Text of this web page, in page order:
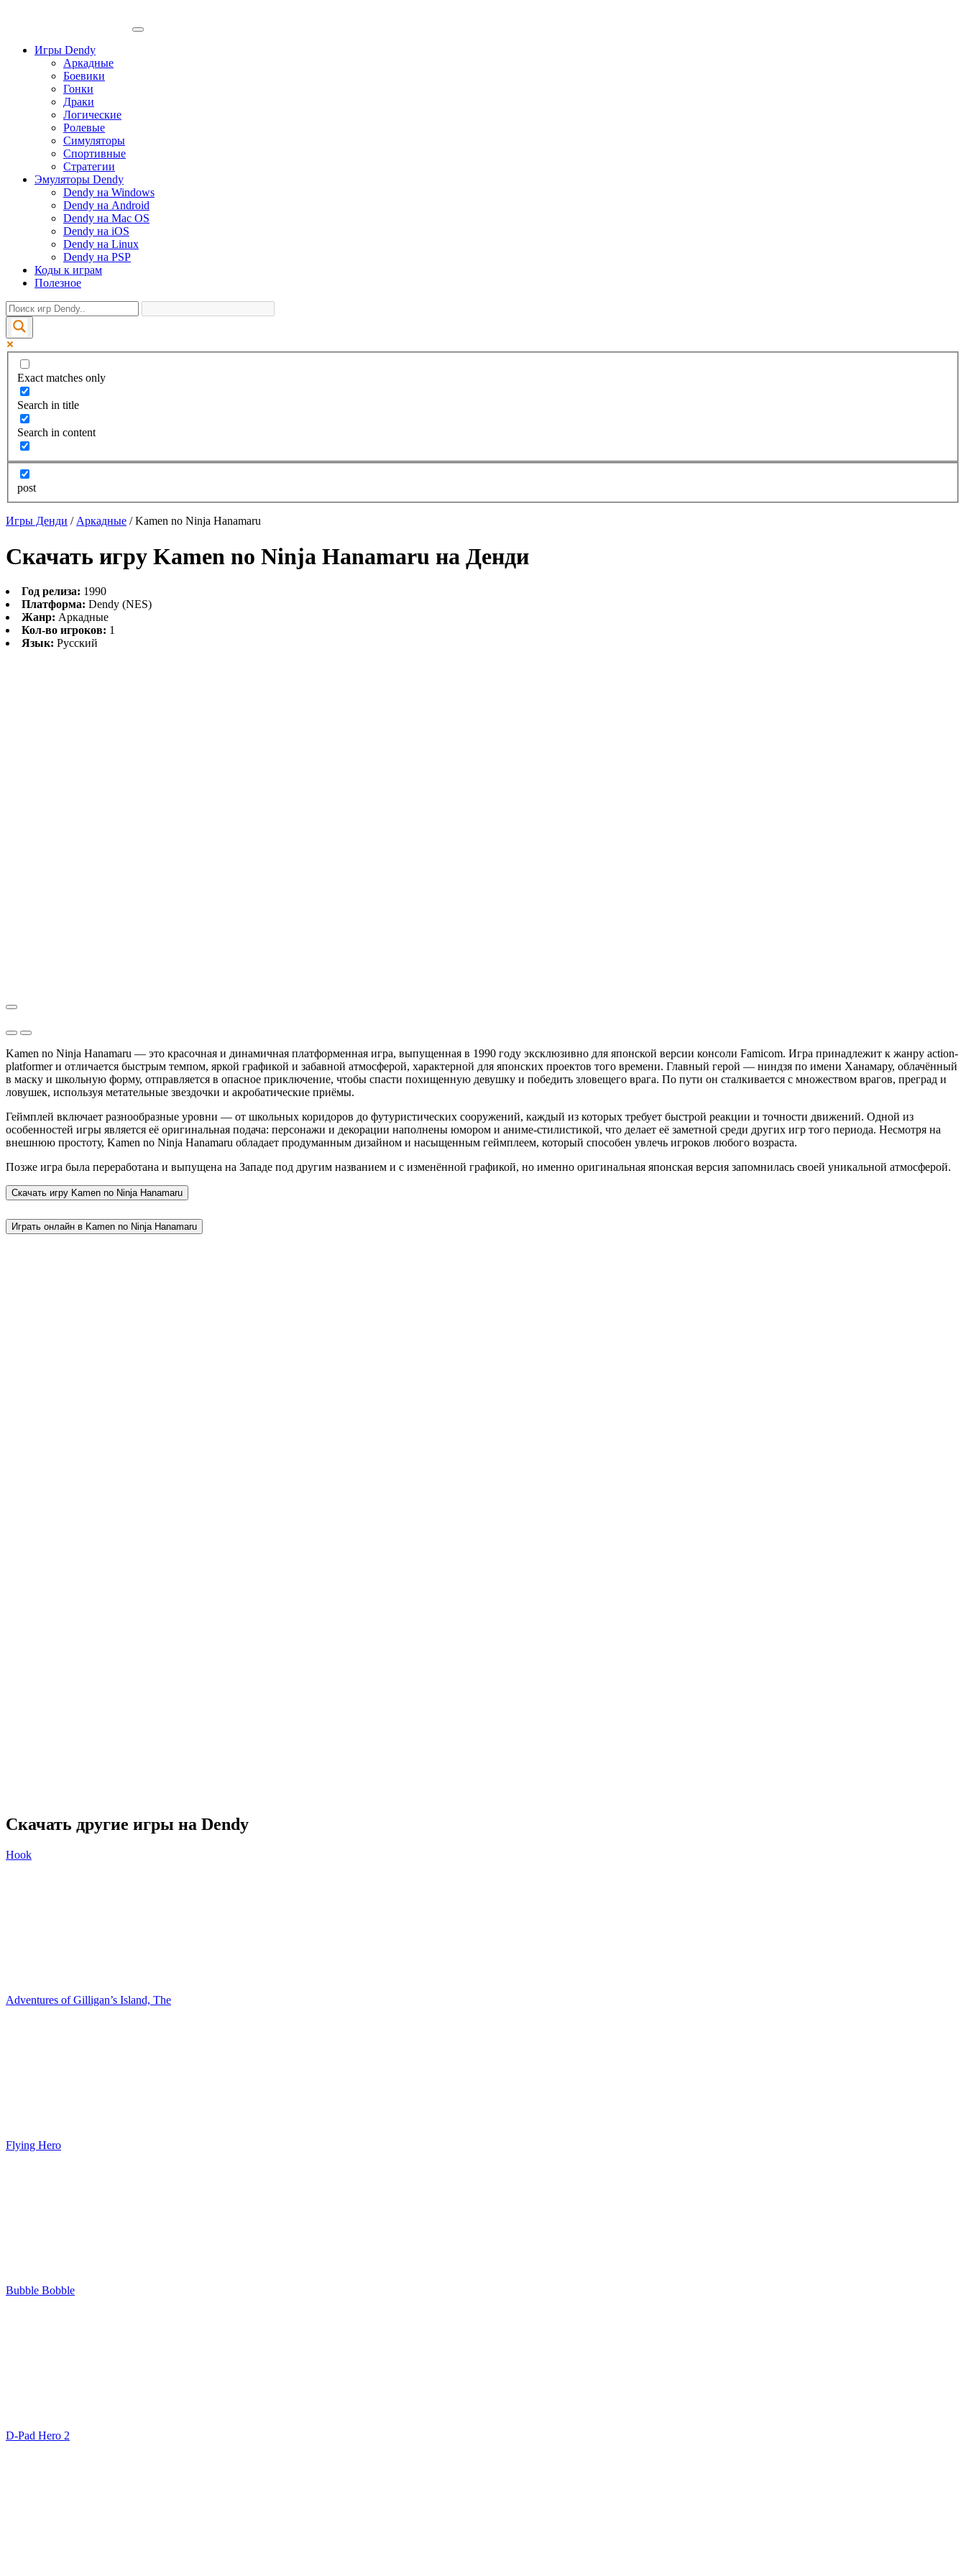
Игры Dendy
Аркадные
Боевики
Гонки
Драки
Логические
Ролевые
Симуляторы
Спортивные
Стратегии
Эмуляторы Dendy
Dendy на Windows
Dendy на Android
Dendy на Mac OS
Dendy на iOS
Dendy на Linux
Dendy на PSP
Коды к играм
Полезное
Exact matches only
Search in title
Search in content
post
Игры Денди / Аркадные /Kamen no Ninja Hanamaru
Скачать игру Kamen no Ninja Hanamaru на Денди
Год релиза: 1990
Платформа: Dendy (NES)
Жанр: Аркадные
Кол-во игроков: 1
Язык: Русский
Kamen no Ninja Hanamaru — это красочная и динамичная платформенная игра, выпущенная в 1990 году эксклюзивно для японской версии консоли Famicom. Игра принадлежит к жанру action-
platformer и отличается быстрым темпом, яркой графикой и забавной атмосферой, характерной для японских проектов того времени. Главный герой — ниндзя по имени Ханамару, облачённый
в маску и школьную форму, отправляется в опасное приключение, чтобы спасти похищенную девушку и победить зловещего врага. По пути он сталкивается с множеством врагов, преград и
ловушек, используя метательные звездочки и акробатические приёмы.
Геймплей включает разнообразные уровни — от школьных коридоров до футуристических сооружений, каждый из которых требует быстрой реакции и точности движений. Одной из
особенностей игры является её оригинальная подача: персонажи и декорации наполнены юмором и аниме-стилистикой, что делает её заметной среди других игр того периода. Несмотря на
внешнюю простоту, Kamen no Ninja Hanamaru обладает продуманным дизайном и насыщенным геймплеем, который способен увлечь игроков любого возраста.
Позже игра была переработана и выпущена на Западе под другим названием и с изменённой графикой, но именно оригинальная японская версия запомнилась своей уникальной атмосферой.
Скачать игру Kamen no Ninja Hanamaru
Играть онлайн в Kamen no Ninja Hanamaru
Скачать другие игры на Dendy
Hook
Adventures of Gilligan’s Island, The
Flying Hero
Bubble Bobble
D-Pad Hero 2